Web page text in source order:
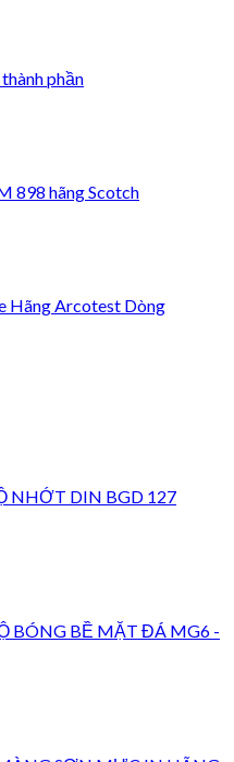
phần
898 hãng Scotch
Hãng Arcotest Dòng
NHỚT DIN BGD 127
BÓNG BỀ MẶT ĐÁ MG6 -